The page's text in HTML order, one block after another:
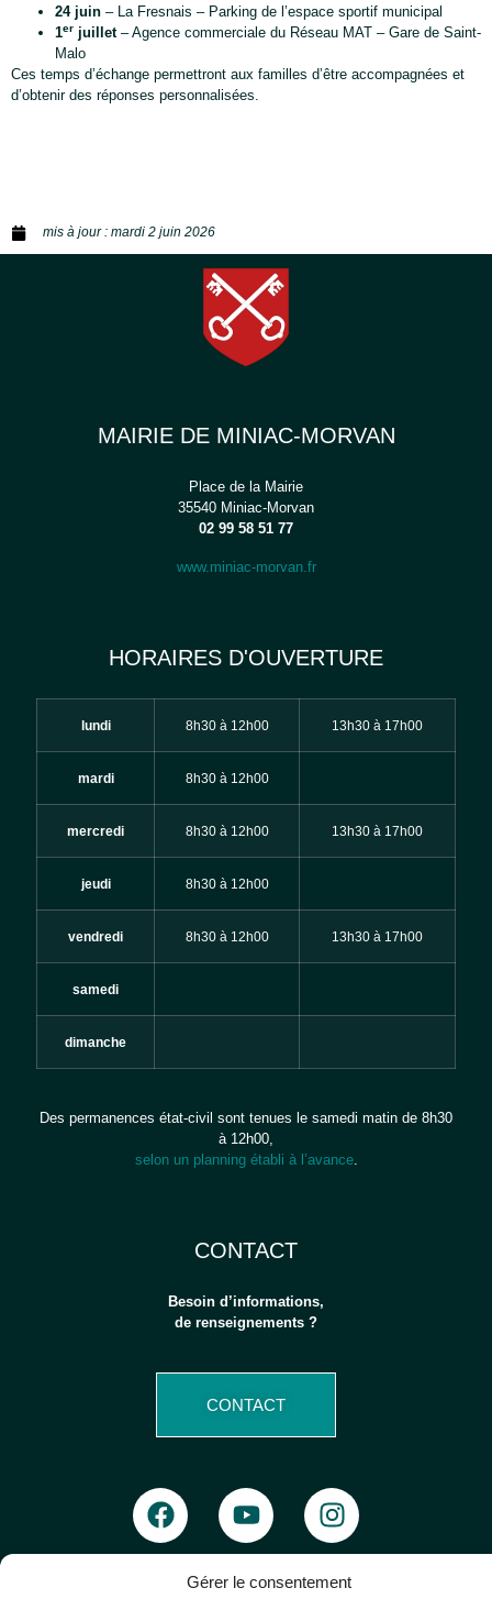
Gérer le consentement
24 juin – La Fresnais – Parking de l’espace sportif municipal
1er juillet– Agence commerciale du Réseau MAT – Gare de Saint-
Malo
Ces temps d’échange permettront aux familles d’être accompagnées et
d’obtenir des réponses personnalisées.
mis à jour : mardi 2 juin 2026
MAIRIE DE MINIAC-MORVAN
Place de la Mairie
35540 Miniac-Morvan
02 99 58 51 77
www.miniac-morvan.fr
HORAIRES D'OUVERTURE
lundi 8h30 à 12h00 13h30 à 17h00
mardi 8h30 à 12h00
mercredi 8h30 à 12h00 13h30 à 17h00
jeudi 8h30 à 12h00
vendredi 8h30 à 12h00 13h30 à 17h00
samedi
dimanche
Des permanences état-civil sont tenues le samedi matin de 8h30
à 12h00,
selon un planning établi à l’avance.
CONTACT
Besoin d’informations,
de renseignements ?
CONTACT